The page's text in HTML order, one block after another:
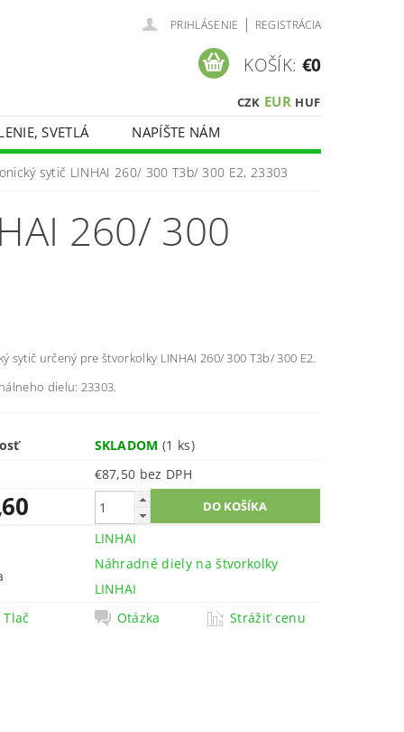
PRIHLÁSENIE | REGISTRÁCIA
CZK EUR HUF
KOŠÍK: €0
SVETLÁ NAPÍŠTE NÁM
sytič LINHAI 260/ 300 T3b/ 300 E2, 23303
260/ 300
sytič určený pre štvorkolky LINHAI 260/ 300 T3b/ 300 E2.
dielu: 23303.
SKLADOM(1 ks)
€87,50 bez DPH
LINHAI
Náhradné diely na štvorkolky
LINHAI
Tlač
Otázka Strážiť cenu